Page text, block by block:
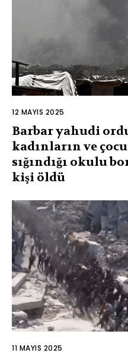
12 MAYIS 2025
Barbar yahudi
kadınların ve
sığındığı okulu
kişi öldü
11 MAYIS 2025